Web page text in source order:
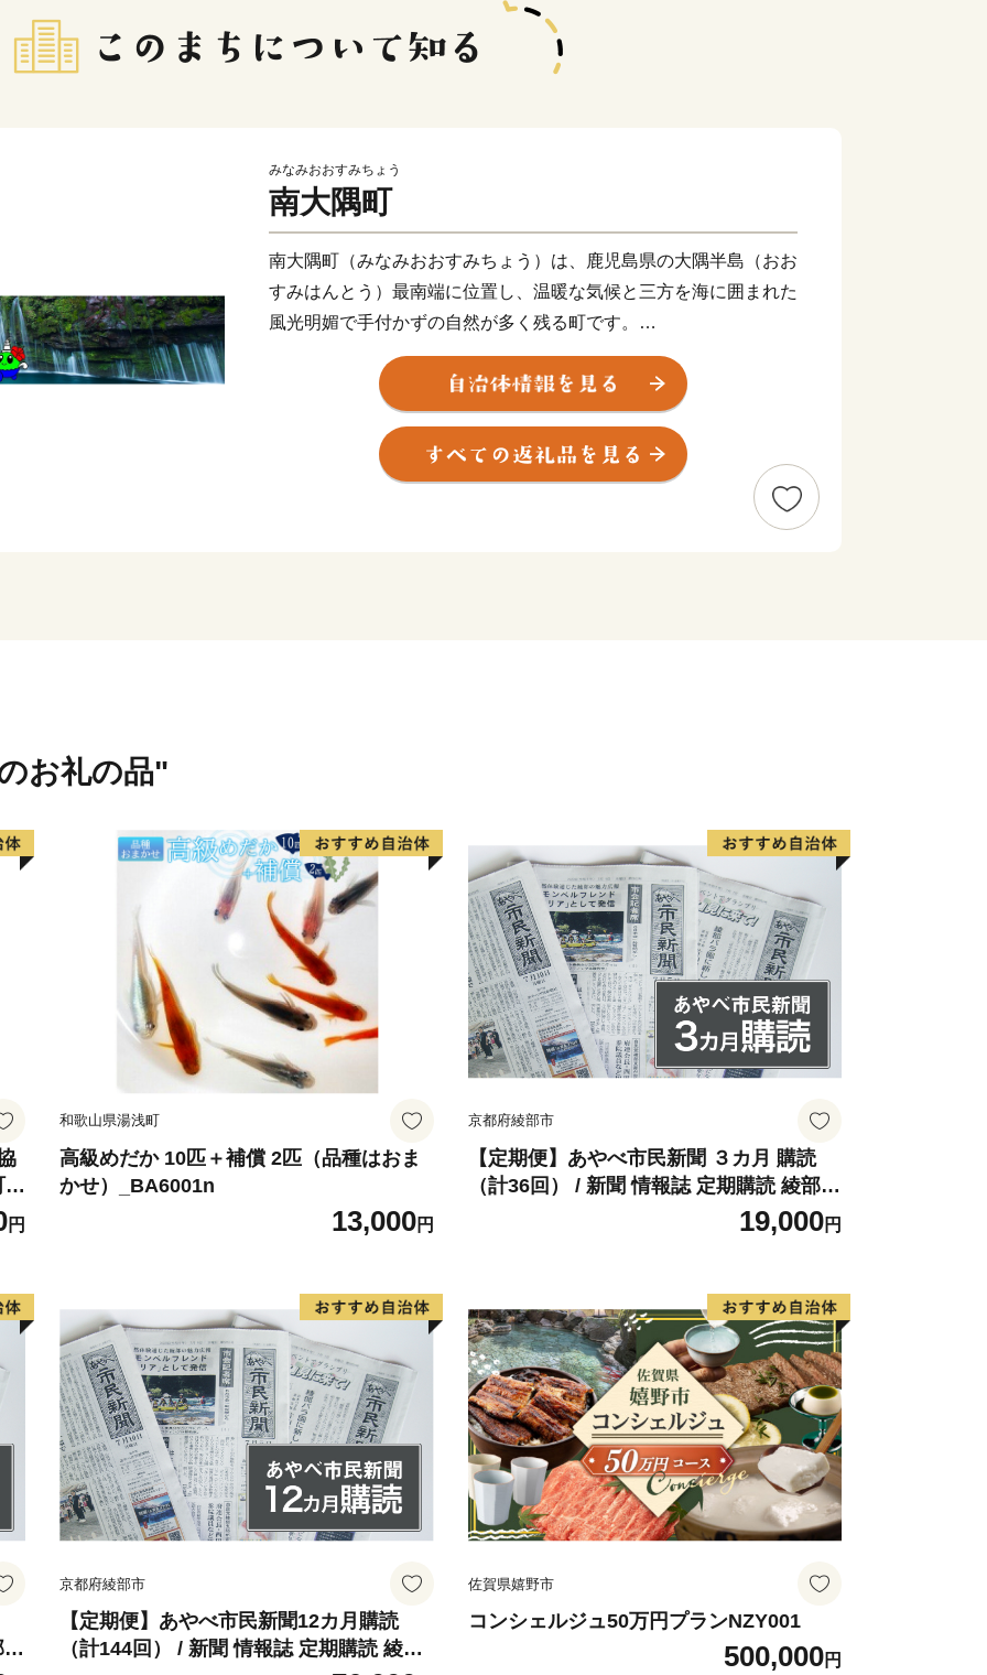
みなみおおすみちょう
南大隅町
南大隅町（みなみおおすみちょう）は、鹿児島県の大隅半島（おお
すみはんとう）最南端に位置し、温暖な気候と三方を海に囲まれた
風光明媚で手付かずの自然が多く残る町です。
佐多岬（さたみさき）の近くを北緯31度線が通過しており、エジ
プトのカイロ、インドのニューデリー、中国の上海等と同緯度上に
南大隅町は、温暖な気候を活かした農業、畜産業、水産業が盛ん
▼パッションフルーツ：芳醇な香りと濃厚な甘み・爽やかな酸味
▼さつまいも：甘さが人気の紅はるか
▼日本みつばちの蜂蜜：貴重な日本みつばちの天然百花蜜
▼スイーツ：地元食材を使った手作りスイーツ
▼びわ茶：国産びわの葉、ノンカフェイン
▼菊芋コーヒー：自然な甘みと香ばしさ、ノンカフェイン
▼スキンケア＆ヘアケア：植物エキスにこだわった自然派ケア
▼ダレスバッグ：職人手作りの一生もの
▼西陣織の帯：熟練職人の至高の逸品
▼薔薇（ばら）：農園直送、極上の華やかな花束便
お礼の品"
3
円
和歌山県湯浅町
高級めだか 10匹＋補償 2匹（品種はおま
かせ）_BA6001n
13,000円
京都府綾部市
【定期便】あやべ市民新聞 ３カ月 購読
（計36回） / 新聞 情報誌 定期購読 綾部市
/ 株式会社あやべ市民新聞社［BSCB00
19,000円
京都府綾部市
【定期便】あやべ市民新聞12カ月購読
（計144回） / 新聞 情報誌 定期購読 綾部
佐賀県嬉野市
コンシェルジュ50万円プランNZY001
500,000円